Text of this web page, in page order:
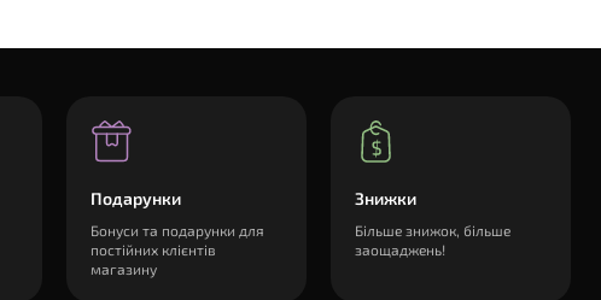
Подарунки
Бонуси та подарунки для
постійних клієнтів
магазину
Знижки
Більше знижок, більше
заощаджень!